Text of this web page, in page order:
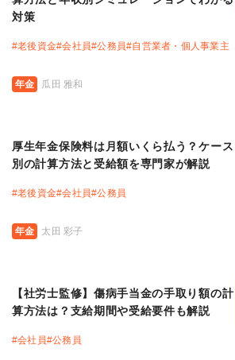
年金 瓜田 雅和
対策
#老後資金#会社員#公務員#自営業者・個人事業主
年金 太田 彩子
厚生年金保険料は月額いくら払う？ケース
別の計算方法と受給額を専門家が解説
#老後資金#会社員#公務員
【社労士監修】傷病手当金の手取り額の計
算方法は？支給期間や受給要件も解説
#会社員#公務員